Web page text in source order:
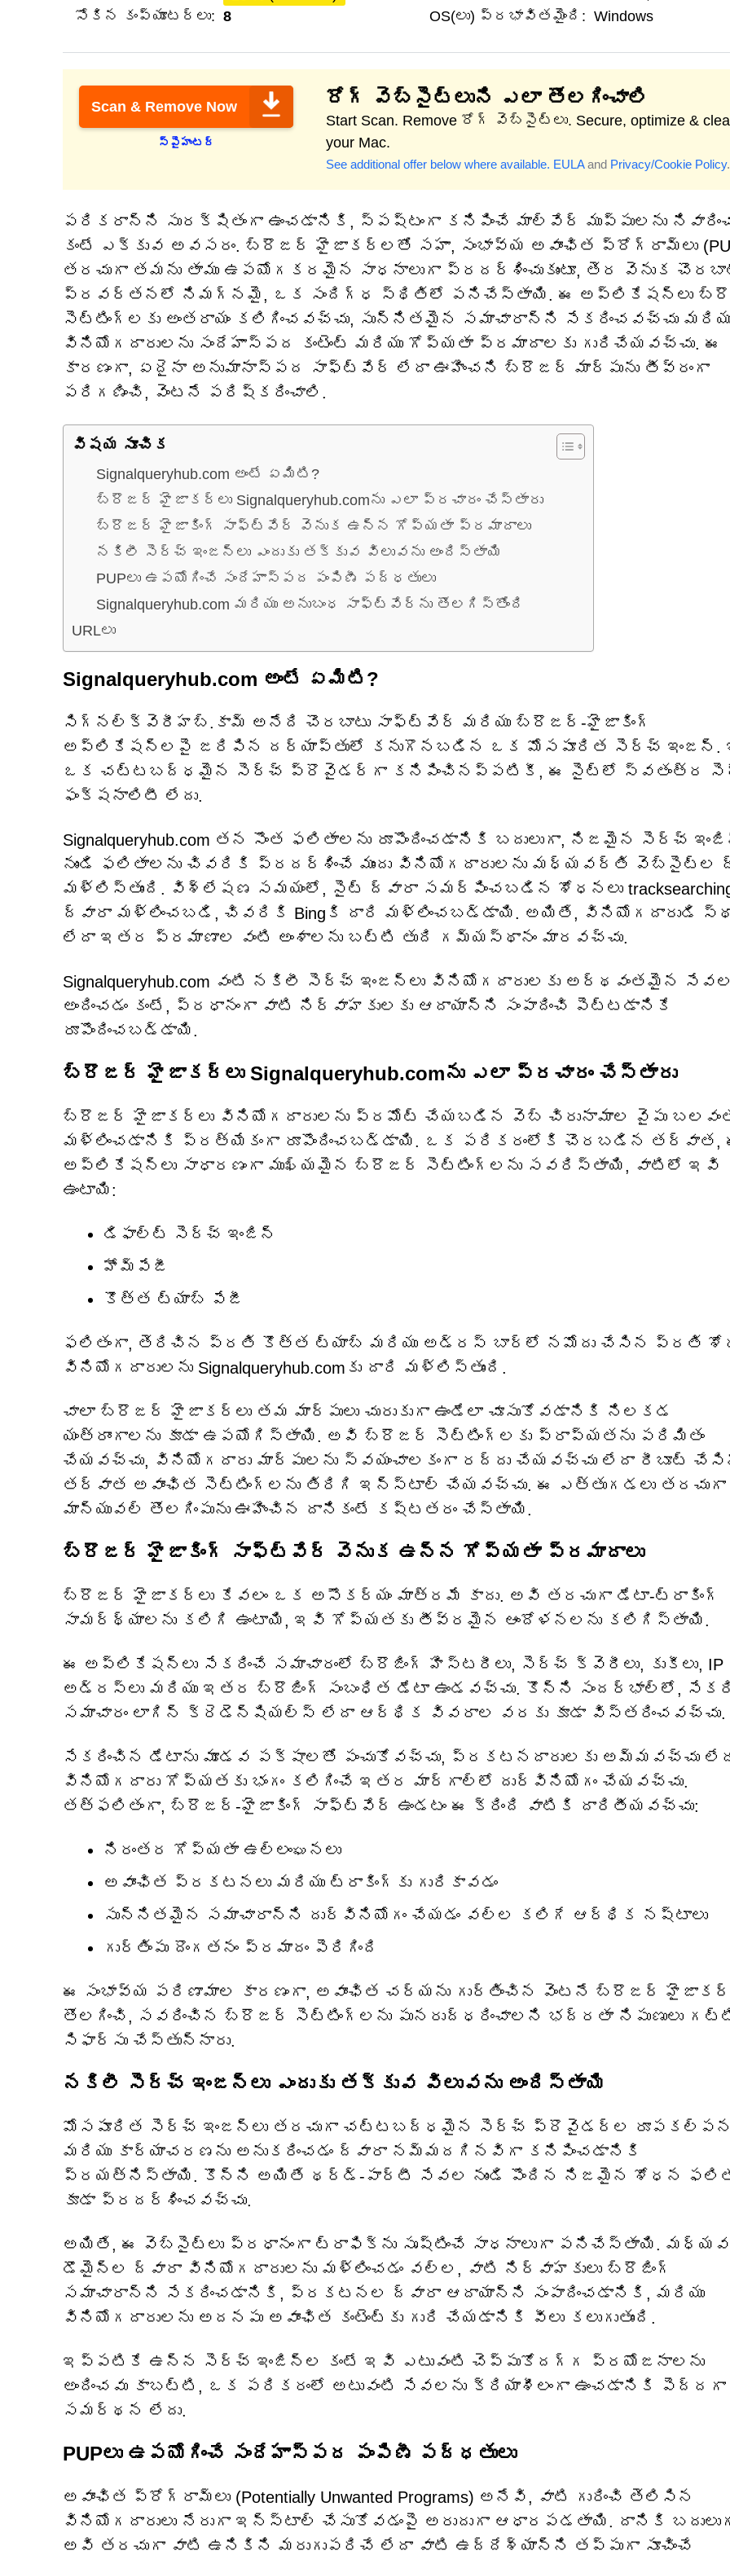
సోకిన కంప్యూటర్లు: 8
OS(లు) ప్రభావితమైంది: Windows
Scan & Remove Now
స్పైహంటర్
రోగ్ వెబ్‌సైట్‌లుని ఎలా తొలగించాలి
Start Scan. Remove రోగ్ వెబ్‌సైట్‌లు. Secure, optimize &
your Mac.
See additional offer below where available. EULAand Privacy/Cookie Policy.
పరికరాన్ని సురక్షితంగా ఉంచడానికి, స్పష్టంగా కనిపించే మాల్వేర్ ముప్పులను
కంటే ఎక్కువ అవసరం. బ్రౌజర్ హైజాకర్లతో సహా, సంభావ్య అవాంఛిత ప్రోగ్రామ్‌లు
తరచుగా తమను తాము ఉపయోగకరమైన సాధనాలుగా ప్రదర్శించుకుంటూ, తెర వెనుక
ప్రవర్తనలో నిమగ్నమై, ఒక సందిగ్ధ స్థితిలో పనిచేస్తాయి. ఈ అప్లికేషన్‌లు
సెట్టింగ్‌లకు అంతరాయం కలిగించవచ్చు, సున్నితమైన సమాచారాన్ని సేకరించవచ్చు
వినియోగదారులను సందేహాస్పద కంటెంట్ మరియు గోప్యతా ప్రమాదాలకు గురిచేయవచ్చు. ఈ
కారణంగా, ఏదైనా అనుమానాస్పద సాఫ్ట్‌వేర్ లేదా ఊహించని బ్రౌజర్ మార్పును తీవ్రంగా
పరిగణించి, వెంటనే పరిష్కరించాలి.
విషయ సూచిక
Signalqueryhub.com అంటే ఏమిటి?
బ్రౌజర్ హైజాకర్లు Signalqueryhub.comను ఎలా ప్రచారం చేస్తారు
బ్రౌజర్ హైజాకింగ్ సాఫ్ట్‌వేర్ వెనుక ఉన్న గోప్యతా ప్రమాదాలు
నకిలీ సెర్చ్ ఇంజన్లు ఎందుకు తక్కువ విలువను అందిస్తాయి
PUPలు ఉపయోగించే సందేహాస్పద పంపిణీ పద్ధతులు
Signalqueryhub.com మరియు అనుబంధ సాఫ్ట్‌వేర్‌ను తొలగిస్తోంది
URLలు
Signalqueryhub.com అంటే ఏమిటి?
సిగ్నల్‌క్వెరీహబ్.కామ్ అనేది చొరబాటు సాఫ్ట్‌వేర్ మరియు బ్రౌజర్-హైజాకింగ్
అప్లికేషన్‌లపై జరిపిన దర్యాప్తులో కనుగొనబడిన ఒక మోసపూరిత సెర్చ్ ఇంజన్.
ఒక చట్టబద్ధమైన సెర్చ్ ప్రొవైడర్‌గా కనిపించినప్పటికీ, ఈ సైట్‌లో స్వతంత్ర
ఫంక్షనాలిటీ లేదు.
Signalqueryhub.com తన సొంత ఫలితాలను రూపొందించడానికి బదులుగా, నిజమైన సెర్చ్
నుండి ఫలితాలను చివరికి ప్రదర్శించే ముందు వినియోగదారులను మధ్యవర్తి వెబ్‌సైట్‌ల
మళ్లిస్తుంది. విశ్లేషణ సమయంలో, సైట్ ద్వారా సమర్పించబడిన శోధనలు
ద్వారా మళ్లించబడి, చివరికి Bingకి దారి మళ్లించబడ్డాయి. అయితే, వినియోగదారుడి
లేదా ఇతర ప్రమాణాల వంటి అంశాలను బట్టి తుది గమ్యస్థానం మారవచ్చు.
Signalqueryhub.com వంటి నకిలీ సెర్చ్ ఇంజన్లు వినియోగదారులకు అర్థవంతమైన
అందించడం కంటే, ప్రధానంగా వాటి నిర్వాహకులకు ఆదాయాన్ని సంపాదించి పెట్టడానికే
రూపొందించబడ్డాయి.
బ్రౌజర్ హైజాకర్లు Signalqueryhub.comను ఎలా ప్రచారం చేస్తారు
బ్రౌజర్ హైజాకర్లు వినియోగదారులను ప్రమోట్ చేయబడిన వెబ్ చిరునామాల వైపు
మళ్లించడానికి ప్రత్యేకంగా రూపొందించబడ్డాయి. ఒక పరికరంలోకి చొరబడిన తర్వాత,
అప్లికేషన్లు సాధారణంగా ముఖ్యమైన బ్రౌజర్ సెట్టింగ్‌లను సవరిస్తాయి, వాటిలో ఇవి
ఉంటాయి:
డిఫాల్ట్ సెర్చ్ ఇంజిన్
హోమ్‌పేజీ
కొత్త ట్యాబ్ పేజీ
ఫలితంగా, తెరిచిన ప్రతి కొత్త ట్యాబ్ మరియు అడ్రస్ బార్‌లో నమోదు చేసిన ప్రతి
వినియోగదారులను Signalqueryhub.comకు దారి మళ్లిస్తుంది.
చాలా బ్రౌజర్ హైజాకర్లు తమ మార్పులు చురుకుగా ఉండేలా చూసుకోవడానికి నిలకడ
యంత్రాంగాలను కూడా ఉపయోగిస్తాయి. అవి బ్రౌజర్ సెట్టింగ్‌లకు ప్రాప్యతను పరిమితం
చేయవచ్చు, వినియోగదారు మార్పులను స్వయంచాలకంగా రద్దు చేయవచ్చు లేదా రీబూట్
తర్వాత అవాంఛిత సెట్టింగ్‌లను తిరిగి ఇన్‌స్టాల్ చేయవచ్చు. ఈ ఎత్తుగడలు తరచుగా
మాన్యువల్ తొలగింపును ఊహించిన దానికంటే కష్టతరం చేస్తాయి.
బ్రౌజర్ హైజాకింగ్ సాఫ్ట్‌వేర్ వెనుక ఉన్న గోప్యతా ప్రమాదాలు
బ్రౌజర్ హైజాకర్లు కేవలం ఒక అసౌకర్యం మాత్రమే కాదు. అవి తరచుగా డేటా-ట్రాకింగ్
సామర్థ్యాలను కలిగి ఉంటాయి, ఇవి గోప్యతకు తీవ్రమైన ఆందోళనలను కలిగిస్తాయి.
ఈ అప్లికేషన్‌లు సేకరించే సమాచారంలో బ్రౌజింగ్ హిస్టరీలు, సెర్చ్ క్వెరీలు, కుకీలు, IP
అడ్రస్‌లు మరియు ఇతర బ్రౌజింగ్ సంబంధిత డేటా ఉండవచ్చు. కొన్ని సందర్భాల్లో,
సమాచారం లాగిన్ క్రెడెన్షియల్స్ లేదా ఆర్థిక వివరాల వరకు కూడా విస్తరించవచ్చు.
సేకరించిన డేటాను మూడవ పక్షాలతో పంచుకోవచ్చు, ప్రకటనదారులకు అమ్మవచ్చు
వినియోగదారు గోప్యతకు భంగం కలిగించే ఇతర మార్గాల్లో దుర్వినియోగం చేయవచ్చు.
తత్ఫలితంగా, బ్రౌజర్-హైజాకింగ్ సాఫ్ట్‌వేర్ ఉండటం ఈ క్రింది వాటికి దారితీయవచ్చు:
నిరంతర గోప్యతా ఉల్లంఘనలు
అవాంఛిత ప్రకటనలు మరియు ట్రాకింగ్‌కు గురికావడం
సున్నితమైన సమాచారాన్ని దుర్వినియోగం చేయడం వల్ల కలిగే ఆర్థిక నష్టాలు
గుర్తింపు దొంగతనం ప్రమాదం పెరిగింది
ఈ సంభావ్య పరిణామాల కారణంగా, అవాంఛిత చర్యను గుర్తించిన వెంటనే బ్రౌజర్
తొలగించి, సవరించిన బ్రౌజర్ సెట్టింగ్‌లను పునరుద్ధరించాలని భద్రతా నిపుణులు
సిఫార్సు చేస్తున్నారు.
నకిలీ సెర్చ్ ఇంజన్లు ఎందుకు తక్కువ విలువను అందిస్తాయి
మోసపూరిత సెర్చ్ ఇంజన్లు తరచుగా చట్టబద్ధమైన సెర్చ్ ప్రొవైడర్ల రూపకల్పన
మరియు కార్యాచరణను అనుకరించడం ద్వారా నమ్మదగినవిగా కనిపించడానికి
ప్రయత్నిస్తాయి. కొన్ని అయితే థర్డ్-పార్టీ సేవల నుండి పొందిన నిజమైన శోధన
కూడా ప్రదర్శించవచ్చు.
అయితే, ఈ వెబ్‌సైట్‌లు ప్రధానంగా ట్రాఫిక్‌ను సృష్టించే సాధనాలుగా పనిచేస్తాయి.
డొమైన్‌ల ద్వారా వినియోగదారులను మళ్లించడం వల్ల, వాటి నిర్వాహకులు బ్రౌజింగ్
సమాచారాన్ని సేకరించడానికి, ప్రకటనల ద్వారా ఆదాయాన్ని సంపాదించడానికి, మరియు
వినియోగదారులను అదనపు అవాంఛిత కంటెంట్‌కు గురి చేయడానికి వీలు కలుగుతుంది.
ఇప్పటికే ఉన్న సెర్చ్ ఇంజిన్‌ల కంటే ఇవి ఎటువంటి చెప్పుకోదగ్గ ప్రయోజనాలను
అందించవు కాబట్టి, ఒక పరికరంలో అటువంటి సేవలను క్రియాశీలంగా ఉంచడానికి పెద్దగా
సమర్థన లేదు.
PUPలు ఉపయోగించే సందేహాస్పద పంపిణీ పద్ధతులు
అవాంఛిత ప్రోగ్రామ్‌లు (Potentially Unwanted Programs) అనేవి, వాటి గురించి తెలిసిన
వినియోగదారులు నేరుగా ఇన్‌స్టాల్ చేసుకోవడంపై అరుదుగా ఆధారపడతాయి. దానికి
అవి తరచుగా వాటి ఉనికిని మరుగుపరిచే లేదా వాటి ఉద్దేశ్యాన్ని తప్పుగా సూచించే